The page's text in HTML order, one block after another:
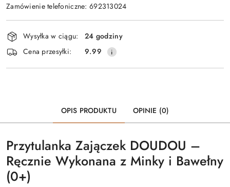
Zamówienie telefoniczne: 692313024
Dostępność
i
dostawa
Wysyłka w ciągu:
24 godziny
Cena przesyłki:
9.99
OPIS PRODUKTU OPINIE (0)
Przytulanka Zajączek DOUDOU –
Ręcznie Wykonana z Minky i Bawełny
(0+)